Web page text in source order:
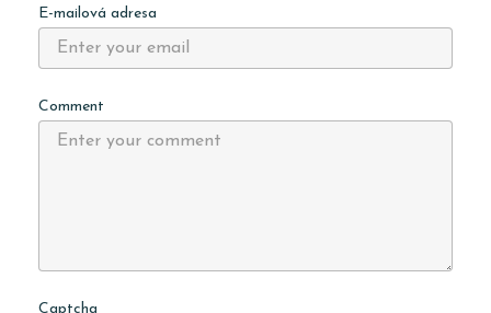
E-mailová adresa
Comment
Captcha